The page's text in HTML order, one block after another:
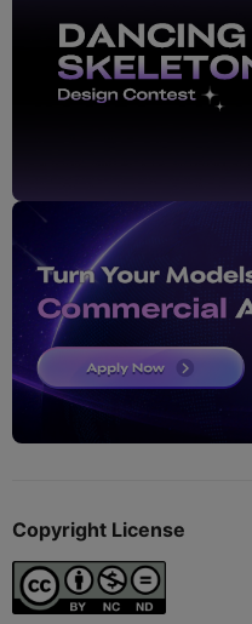
Copyright License